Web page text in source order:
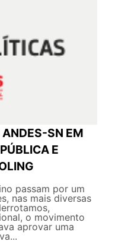
ANDES-SN EM
E
passam por um
nas mais diversas
o movimento
aprovar uma